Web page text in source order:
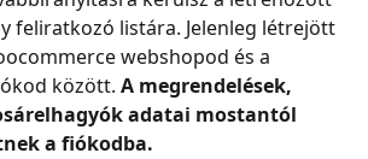
feliratkozó listára. Jelenleg létrejött
webshopod és a
között. A megrendelések,
adatai mostantól
a fiókodba.